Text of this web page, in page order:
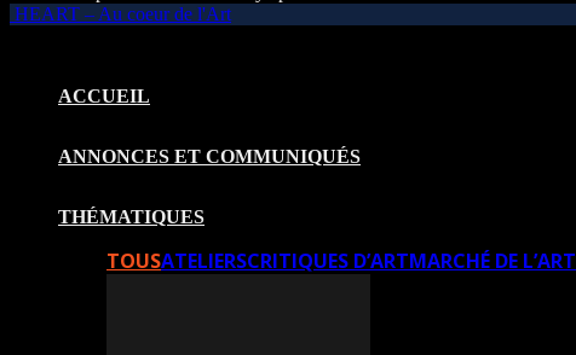
HEART – Au coeur de l'Art
ACCUEIL
ANNONCES ET COMMUNIQUÉS
THÉMATIQUES
TOUSATELIERSCRITIQUES D’ARTMARCHÉ DE L’ART